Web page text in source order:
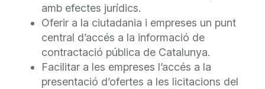
amb efectes jurídics.
Oferir a la ciutadania i empreses un punt
central d’accés a la informació de
contractació pública de Catalunya.
Facilitar a les empreses l’accés a la
presentació d’ofertes a les licitacions del